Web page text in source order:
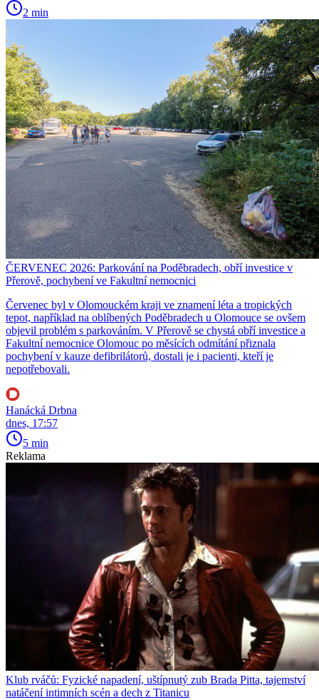
2 min
ČERVENEC 2026: Parkování na Poděbradech, obří investice v
Přerově, pochybení ve Fakultní nemocnici
Červenec byl v Olomouckém kraji ve znamení léta a tropických
tepot, například na oblíbených Poděbradech u Olomouce se ovšem
objevil problém s parkováním. V Přerově se chystá obří investice a
Fakultní nemocnice Olomouc po měsících odmítání přiznala
pochybení v kauze defibrilátorů, dostali je i pacienti, kteří je
nepotřebovali.
Hanácká Drbna
dnes, 17:57
5 min
Reklama
Klub rváčů: Fyzické napadení, uštípnutý zub Brada Pitta, tajemství
natáčení intimních scén a dech z Titanicu